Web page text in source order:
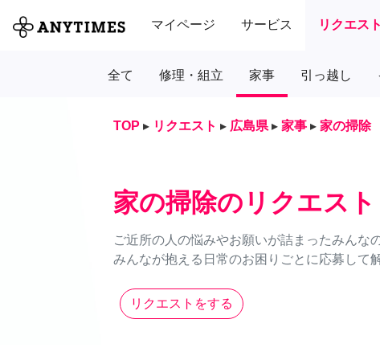
マイページ サービス リクエスト
全て 修理・組立 家事 引っ越し
TOP ▸ リクエスト ▸ 広島県 ▸ 家事 ▸ 家の掃除
家の掃除のリクエスト
ご近所の人の悩みやお願いが詰まったみんな
みんなが抱える日常のお困りごとに応募して
リクエストをする